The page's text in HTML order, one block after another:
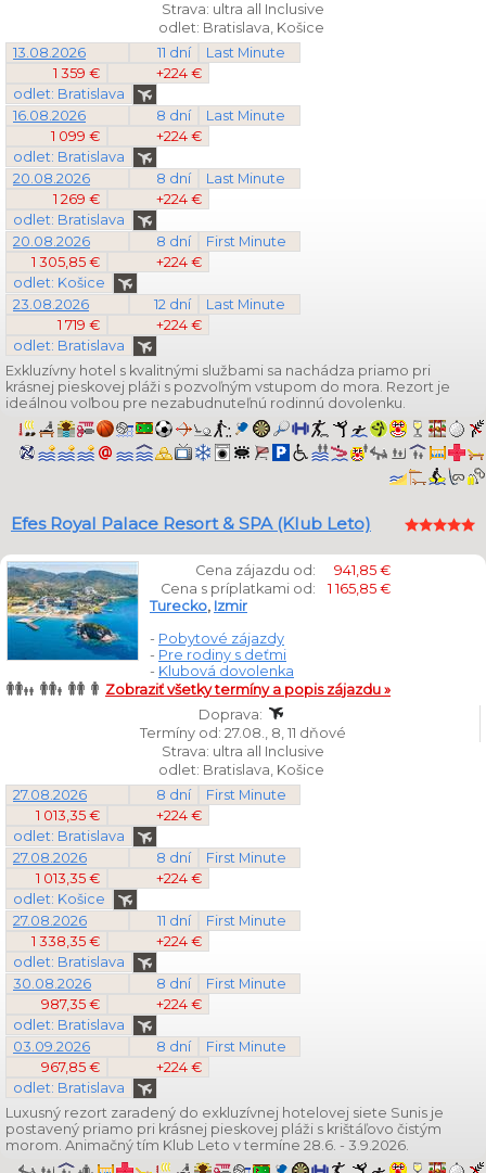
Strava: ultra all Inclusive
odlet: Bratislava, Košice
13.08.2026
11 dní
Last Minute
1 359 €
+224 €
odlet: Bratislava
16.08.2026
8 dní
Last Minute
1 099 €
+224 €
odlet: Bratislava
20.08.2026
8 dní
Last Minute
1 269 €
+224 €
odlet: Bratislava
20.08.2026
8 dní
First Minute
1 305,85 €
+224 €
odlet: Košice
23.08.2026
12 dní
Last Minute
1 719 €
+224 €
odlet: Bratislava
Exkluzívny hotel s kvalitnými službami sa nachádza priamo pri
krásnej pieskovej pláži s pozvoľným vstupom do mora. Rezort je
ideálnou voľbou pre nezabudnuteľnú rodinnú dovolenku.
Efes Royal Palace Resort & SPA (Klub Leto)
Cena zájazdu od:
941,85 €
Cena s príplatkami od:
1 165,85 €
Turecko, Izmir
- Pobytové zájazdy
- Pre rodiny s deťmi
- Klubová dovolenka
Zobraziť všetky termíny a popis zájazdu »
Doprava:
Termíny od: 27.08., 8, 11 dňové
Strava: ultra all Inclusive
odlet: Bratislava, Košice
27.08.2026
8 dní
First Minute
1 013,35 €
+224 €
odlet: Bratislava
27.08.2026
8 dní
First Minute
1 013,35 €
+224 €
odlet: Košice
27.08.2026
11 dní
First Minute
1 338,35 €
+224 €
odlet: Bratislava
30.08.2026
8 dní
First Minute
987,35 €
+224 €
odlet: Bratislava
03.09.2026
8 dní
First Minute
967,85 €
+224 €
odlet: Bratislava
Luxusný rezort zaradený do exkluzívnej hotelovej siete Sunis je
postavený priamo pri krásnej pieskovej pláži s krištáľovo čistým
morom. Animačný tím Klub Leto v termíne 28.6. - 3.9.2026.